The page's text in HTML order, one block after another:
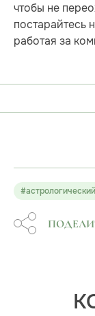
чтобы не
постарайтесь
работая за